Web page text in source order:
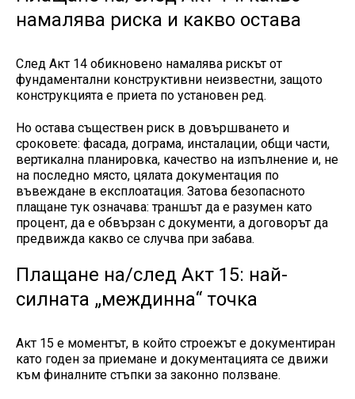
намалява риска и какво остава
След Акт 14 обикновено намалява рискът от
фундаментални конструктивни неизвестни, защото
конструкцията е приета по установен ред.
Но остава съществен риск в довършването и
сроковете: фасада, дограма, инсталации, общи части,
вертикална планировка, качество на изпълнение и, не
на последно място, цялата документация по
въвеждане в експлоатация. Затова безопасното
плащане тук означава: траншът да е разумен като
процент, да е обвързан с документи, а договорът да
предвижда какво се случва при забава.
Плащане на/след Акт 15: най-
силната „междинна“ точка
Акт 15 е моментът, в който строежът е документиран
като годен за приемане и документацията се движи
към финалните стъпки за законно ползване.